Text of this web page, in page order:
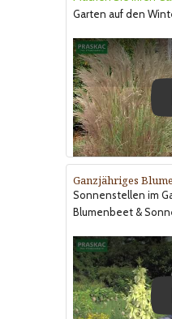
Garten auf den
Ganzjähriges
Sonnenstellen im
Blumenbeet &